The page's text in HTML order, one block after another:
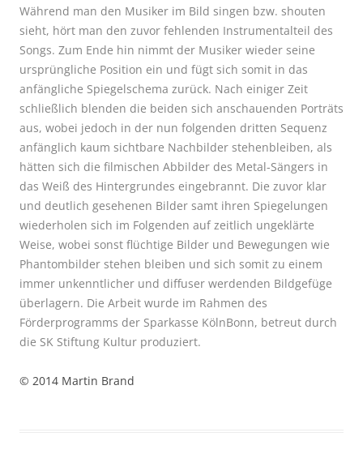
Während man den Musiker im Bild singen bzw. shouten
sieht, hört man den zuvor fehlenden Instrumentalteil des
Songs. Zum Ende hin nimmt der Musiker wieder seine
ursprüngliche Position ein und fügt sich somit in das
anfängliche Spiegelschema zurück. Nach einiger Zeit
schließlich blenden die beiden sich anschauenden Porträts
aus, wobei jedoch in der nun folgenden dritten Sequenz
anfänglich kaum sichtbare Nachbilder stehenbleiben, als
hätten sich die filmischen Abbilder des Metal-Sängers in
das Weiß des Hintergrundes eingebrannt. Die zuvor klar
und deutlich gesehenen Bilder samt ihren Spiegelungen
wiederholen sich im Folgenden auf zeitlich ungeklärte
Weise, wobei sonst flüchtige Bilder und Bewegungen wie
Phantombilder stehen bleiben und sich somit zu einem
immer unkenntlicher und diffuser werdenden Bildgefüge
überlagern. Die Arbeit wurde im Rahmen des
Förderprogramms der Sparkasse KölnBonn, betreut durch
die SK Stiftung Kultur produziert.
© 2014 Martin Brand